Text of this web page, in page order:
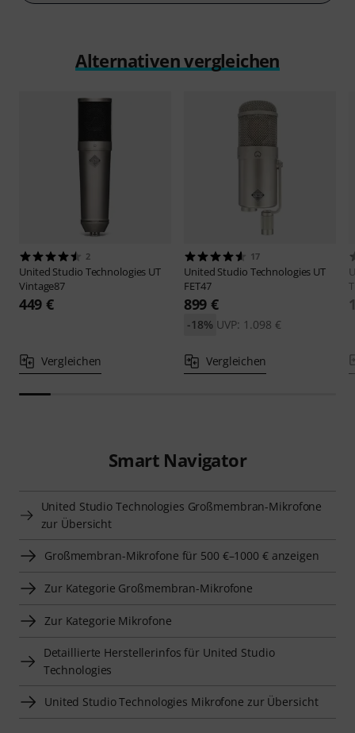
Alternativen vergleichen
2
United Studio Technologies UT
Vintage87
449 €
Vergleichen
17
United Studio Technologies UT
FET47
899 €
UVP: 1.098 €
-18%
Vergleichen
Smart Navigator
United Studio Technologies Großmembran-Mikrofone
zur Übersicht
Großmembran-Mikrofone für 500 €–1000 € anzeigen
Zur Kategorie Großmembran-Mikrofone
Zur Kategorie Mikrofone
Detaillierte Herstellerinfos für United Studio
Technologies
United Studio Technologies Mikrofone zur Übersicht